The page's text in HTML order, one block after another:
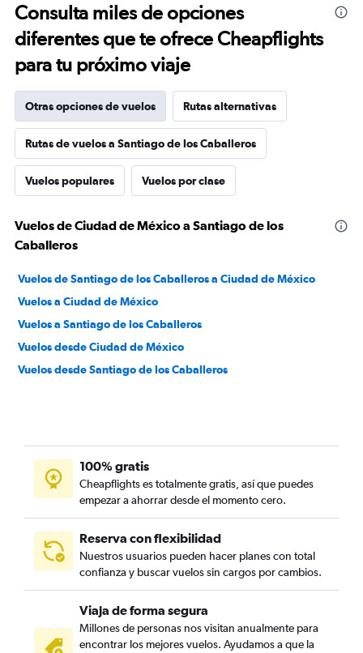
Consulta miles de opciones
diferentes que te ofrece Cheapflights
para tu próximo viaje
Otras opciones de vuelos Rutas alternativas
Rutas de vuelos a Santiago de los Caballeros
Vuelos populares Vuelos por clase
Vuelos de Ciudad de México a Santiago de los
Caballeros
Vuelos de Santiago de los Caballeros a Ciudad de México
Vuelos a Ciudad de México
Vuelos a Santiago de los Caballeros
Vuelos desde Ciudad de México
Vuelos desde Santiago de los Caballeros
100% gratis
Cheapflights es totalmente gratis, así que puedes
empezar a ahorrar desde el momento cero.
Reserva con flexibilidad
Nuestros usuarios pueden hacer planes con total
confianza y buscar vuelos sin cargos por cambios.
Viaja de forma segura
Millones de personas nos visitan anualmente para
encontrar los mejores vuelos. Ayudamos a que la